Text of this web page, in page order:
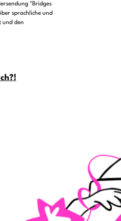
"Bridges
sprachliche und
und den